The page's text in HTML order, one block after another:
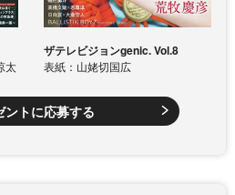
太
ザテレビジョンgenic. Vol.8
表紙：山姥切国広
ントに応募する